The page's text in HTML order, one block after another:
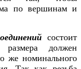
по вершинам и
состоит
должен
же номинального